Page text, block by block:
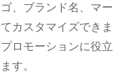
、ブランド名、マー
カスタマイズできま
ロモーションに役立
す。